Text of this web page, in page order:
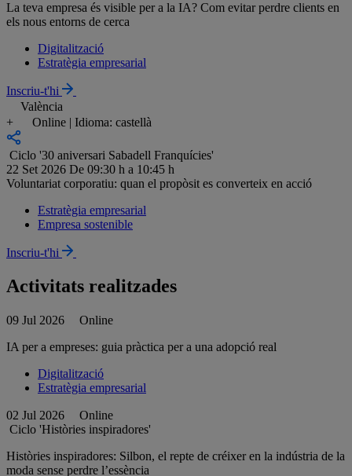
La teva empresa és visible per a la IA? Com evitar perdre clients en
els nous entorns de cerca
Digitalització
Estratègia empresarial
Inscriu-t'hi
València
+
Online | Idioma: castellà
Ciclo '30 aniversari Sabadell Franquícies'
22 Set 2026 De 09:30 h a 10:45 h
Voluntariat corporatiu: quan el propòsit es converteix en acció
Estratègia empresarial
Empresa sostenible
Inscriu-t'hi
Activitats realitzades
09 Jul 2026
Online
IA per a empreses: guia pràctica per a una adopció real
Digitalització
Estratègia empresarial
02 Jul 2026
Online
Ciclo 'Històries inspiradores'
Històries inspiradores: Silbon, el repte de créixer en la indústria de la
moda sense perdre l’essència